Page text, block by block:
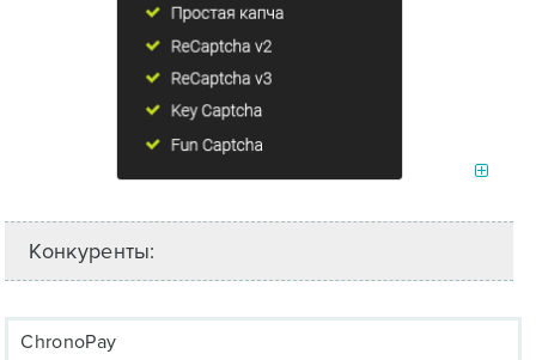
Конкуренты:
ChronoPay